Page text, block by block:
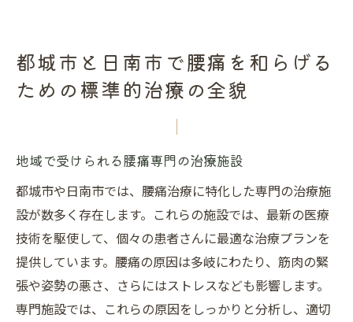
都城市と日南市で腰痛を和らげる
ための標準的治療の全貌
地域で受けられる腰痛専門の治療施設
都城市や日南市では、腰痛治療に特化した専門の治療施
設が数多く存在します。これらの施設では、最新の医療
技術を駆使して、個々の患者さんに最適な治療プランを
提供しています。腰痛の原因は多岐にわたり、筋肉の緊
張や姿勢の悪さ、さらにはストレスなども影響します。
専門施設では、これらの原因をしっかりと分析し、適切